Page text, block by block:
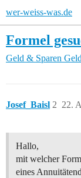
wer-weiss-was.de
Formel
Geld & Sparen
Josef_Baisl 22.
2
Hallo,
mit welcher
eines